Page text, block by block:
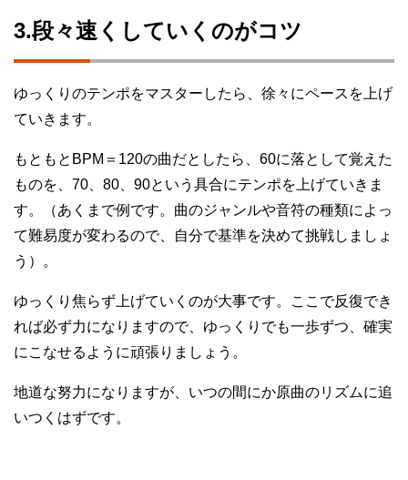
3.段々速くしていくのがコツ
ゆっくりのテンポをマスターしたら、徐々にペースを上げ
ていきます。
もともとBPM＝120の曲だとしたら、60に落として覚えた
ものを、70、80、90という具合にテンポを上げていきま
す。（あくまで例です。曲のジャンルや音符の種類によっ
て難易度が変わるので、自分で基準を決めて挑戦しましょ
う）。
ゆっくり焦らず上げていくのが大事です。ここで反復でき
れば必ず力になりますので、ゆっくりでも一歩ずつ、確実
にこなせるように頑張りましょう。
地道な努力になりますが、いつの間にか原曲のリズムに追
いつくはずです。